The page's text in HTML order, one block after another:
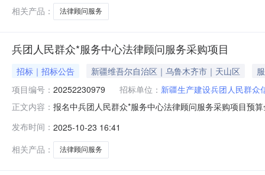
相关产品：
法律顾问服务
兵团人民群众*服务中心法律顾问服务采购项目
招标｜招标公告 新疆维吾尔自治区｜乌鲁木齐市｜天山区
项目编号： 20252230979 招标单位： 新疆生产建设兵团人民群众
正文内容： 报名中兵团人民群众*服务中心法律顾问服务采购项目预
兵团*局法律顾问的各项要求，并指定稳定团队为服务对
发布时间： 2025-10-23 16:41
相关产品：
法律顾问服务